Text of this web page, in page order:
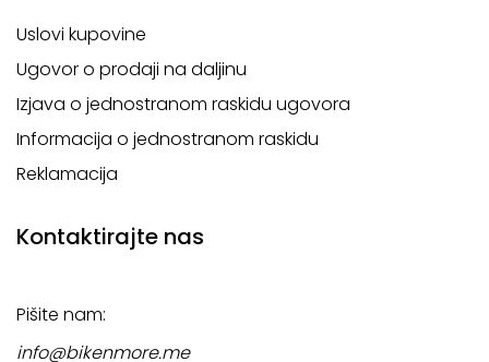
Uslovi kupovine
Ugovor o prodaji na daljinu
Izjava o jednostranom raskidu ugovora
Informacija o jednostranom raskidu
Reklamacija
Kontaktirajte nas
Pišite nam:
info@bikenmore.me